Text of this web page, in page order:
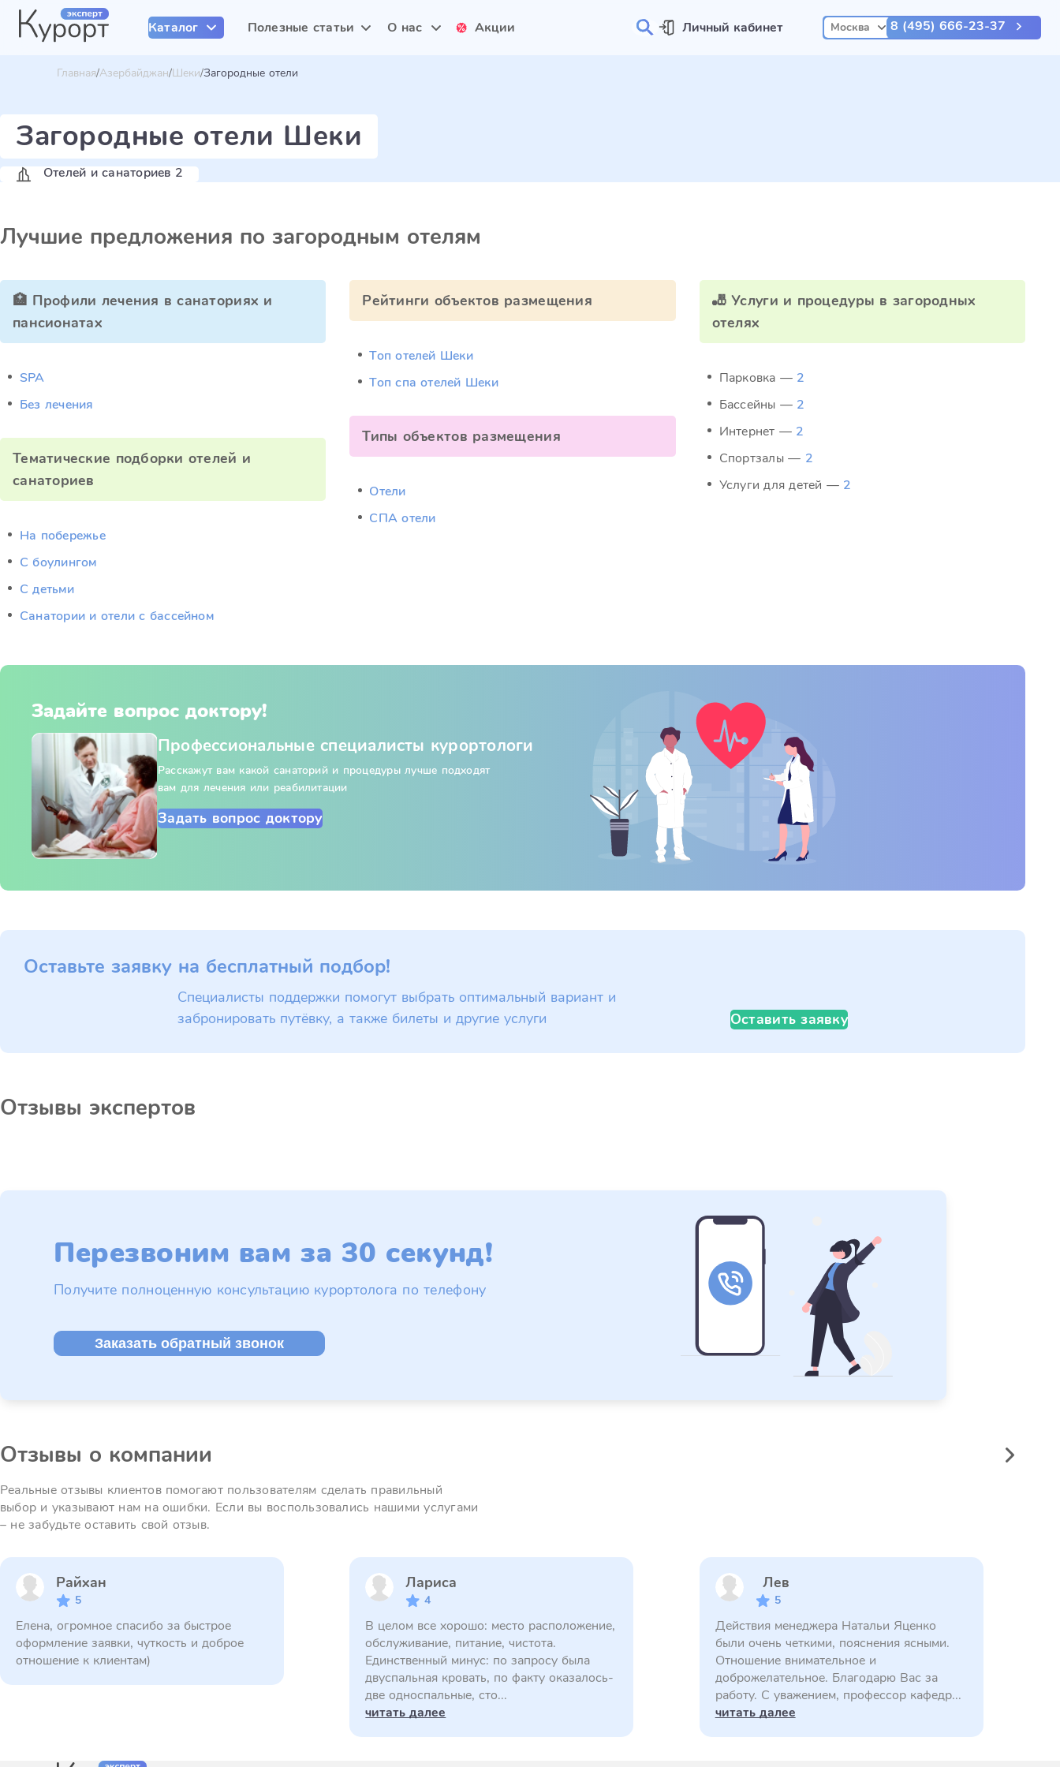
Каталог Полезные статьи О нас Акции Личный кабинет Москва 8 (495) 666-23-37
Главная Азербайджан Шеки Загородные отели
Загородные отели Шеки
Отелей и санаториев 2
Лучшие предложения по загородным отелям
🏥 Профили лечения в санаториях и
пансионатах
SPA
Без лечения
Тематические подборки отелей и
санаториев
На побережье
С боулингом
С детьми
Санатории и отели с бассейном
Рейтинги объектов размещения
Топ отелей Шеки
Топ спа отелей Шеки
Типы объектов размещения
Отели
СПА отели
🎳 Услуги и процедуры в загородных
отелях
Парковка — 2
Бассейны — 2
Интернет — 2
Спортзалы — 2
Услуги для детей — 2
Задайте вопрос доктору!
Профессиональные специалисты курортологи
Расскажут вам какой санаторий и процедуры лучше подходят
вам для лечения или реабилитации
Задать вопрос доктору
Оставьте заявку на бесплатный подбор!
Специалисты поддержки помогут выбрать оптимальный вариант и
забронировать путёвку, а также билеты и другие услуги
Оставить заявку
Отзывы экспертов
Перезвоним вам за 30 секунд!
Получите полноценную консультацию курортолога по телефону
Заказать обратный звонок
Отзывы о компании
Реальные отзывы клиентов помогают пользователям сделать правильный
выбор и указывают нам на ошибки. Если вы воспользовались нашими услугами
– не забудьте оставить свой отзыв.
Райхан
5
Елена, огромное спасибо за быстрое
оформление заявки, чуткость и доброе
отношение к клиентам)
Лариса
4
В целом все хорошо: место расположение,
обслуживание, питание, чистота.
Единственный минус: по запросу была
двуспальная кровать, по факту оказалось-
две односпальные, сто...
читать далее
Лев
5
Действия менеджера Натальи Яценко
были очень четкими, пояснения ясными.
Отношение внимательное и
доброжелательное. Благодарю Вас за
работу. С уважением, профессор кафедр...
читать далее